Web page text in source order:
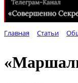
Главная Статьи